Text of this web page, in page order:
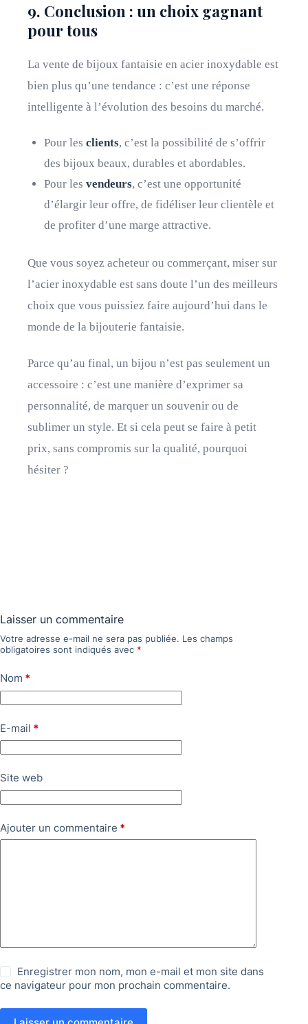
9. Conclusion : un choix gagnant
pour tous
La vente de bijoux fantaisie en acier inoxydable est
bien plus qu’une tendance : c’est une réponse
intelligente à l’évolution des besoins du marché.
Pour les clients, c’est la possibilité de s’offrir
des bijoux beaux, durables et abordables.
Pour les vendeurs, c’est une opportunité
d’élargir leur offre, de fidéliser leur clientèle et
de profiter d’une marge attractive.
Que vous soyez acheteur ou commerçant, miser sur
l’acier inoxydable est sans doute l’un des meilleurs
choix que vous puissiez faire aujourd’hui dans le
monde de la bijouterie fantaisie.
Parce qu’au final, un bijou n’est pas seulement un
accessoire : c’est une manière d’exprimer sa
personnalité, de marquer un souvenir ou de
sublimer un style. Et si cela peut se faire à petit
prix, sans compromis sur la qualité, pourquoi
hésiter ?
Laisser un commentaire
Votre adresse e-mail ne sera pas publiée. Les champs
obligatoires sont indiqués avec *
Nom *
E-mail *
Site web
Ajouter un commentaire *
Enregistrer mon nom, mon e-mail et mon site dans
ce navigateur pour mon prochain commentaire.